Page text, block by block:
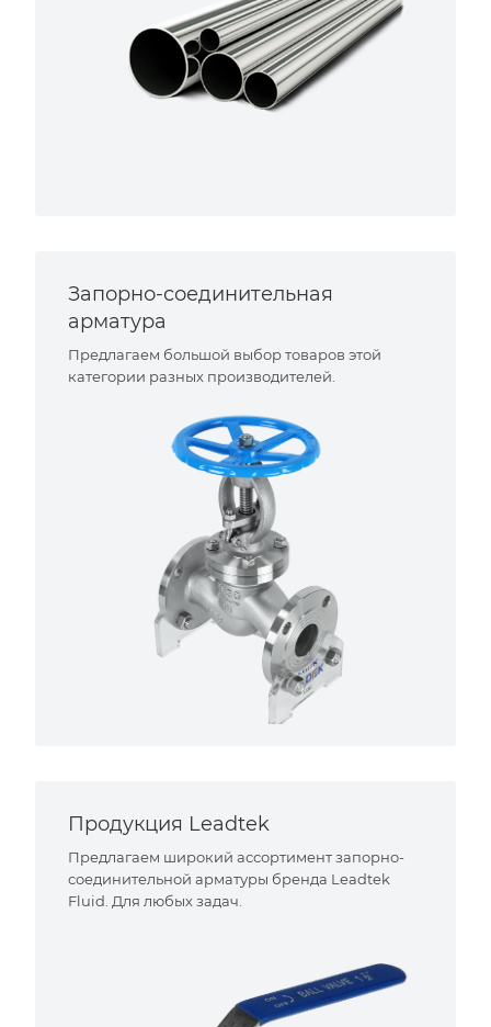
Запорно-соединительная
арматура
Предлагаем большой выбор товаров этой
категории разных производителей.
Продукция Leadtek
Предлагаем широкий ассортимент запорно-
соединительной арматуры бренда Leadtek
Fluid. Для любых задач.